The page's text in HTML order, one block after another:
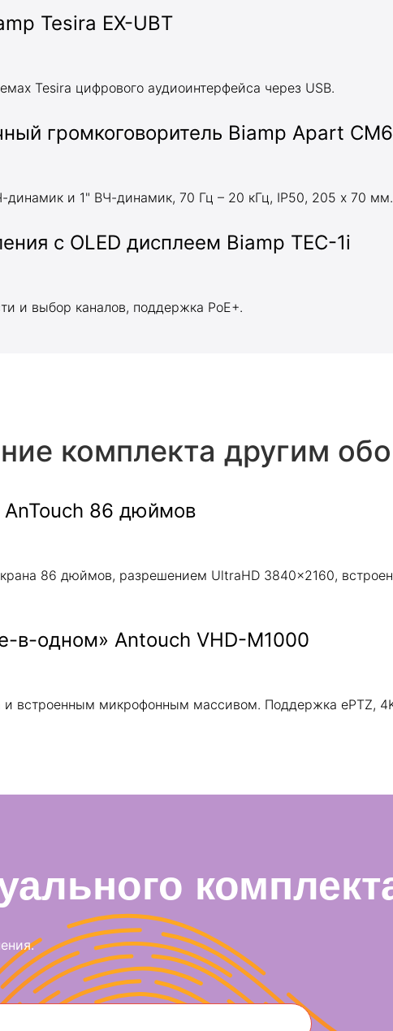
Tesira EX-UBT
Tesira цифрового аудиоинтерфейса через USB.
громкоговоритель Biamp Apart
и 1" ВЧ-динамик, 70 Гц – 20 кГц, IP50, 205 х 70 мм.
c OLED дисплеем Biamp TEC-1i
и выбор каналов, поддержка PoE+.
комплекта другим
AnTouch 86 дюймов
86 дюймов, разрешением UltraHD 3840x2160,
в-одном» Antouch VHD-M1000
и встроенным микрофонным массивом. Поддержка ePTZ,